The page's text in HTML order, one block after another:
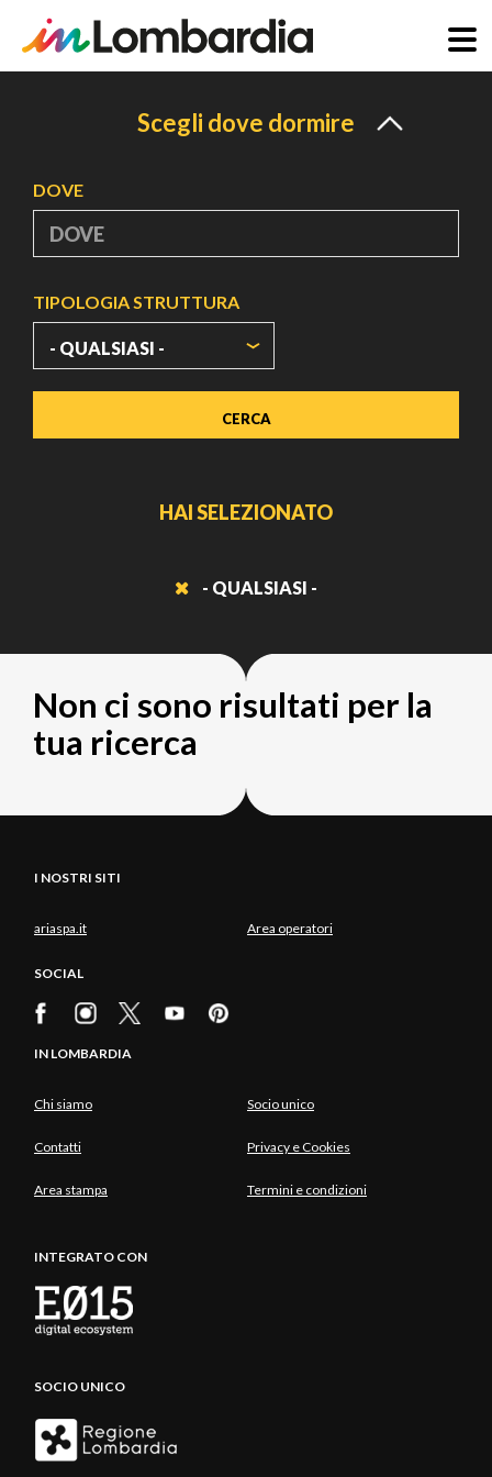
Scegli dove dormire
DOVE
TIPOLOGIA STRUTTURA
HAI SELEZIONATO
- QUALSIASI -
Non ci sono risultati per la
tua ricerca
I NOSTRI SITI
ariaspa.it Area operatori
SOCIAL
IN LOMBARDIA
Chi siamo Socio unico
Contatti Privacy e Cookies
Area stampa Termini e condizioni
INTEGRATO CON
SOCIO UNICO